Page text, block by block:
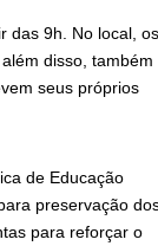
das 9h. No local, os
disso, também
seus próprios
de Educação
preservação
para reforçar o